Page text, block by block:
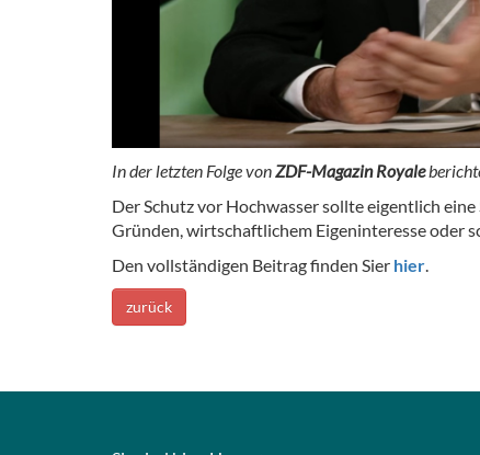
In der letzten Folge vonZDF-Magazin Royale
Der Schutz vor Hochwasser sollte eigentlich
Gründen, wirtschaftlichem Eigeninteresse oder
Den vollständigen Beitrag finden Sier hier.
zurück